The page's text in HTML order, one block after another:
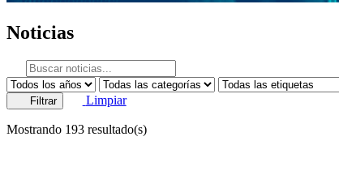
Noticias
Filtrar Limpiar
Mostrando 193 resultado(s)